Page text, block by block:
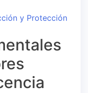
y Protección